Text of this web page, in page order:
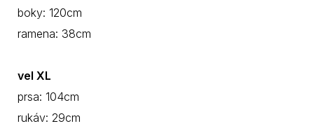
boky: 120cm
ramena: 38cm
vel XL
prsa: 104cm
rukáv: 29cm